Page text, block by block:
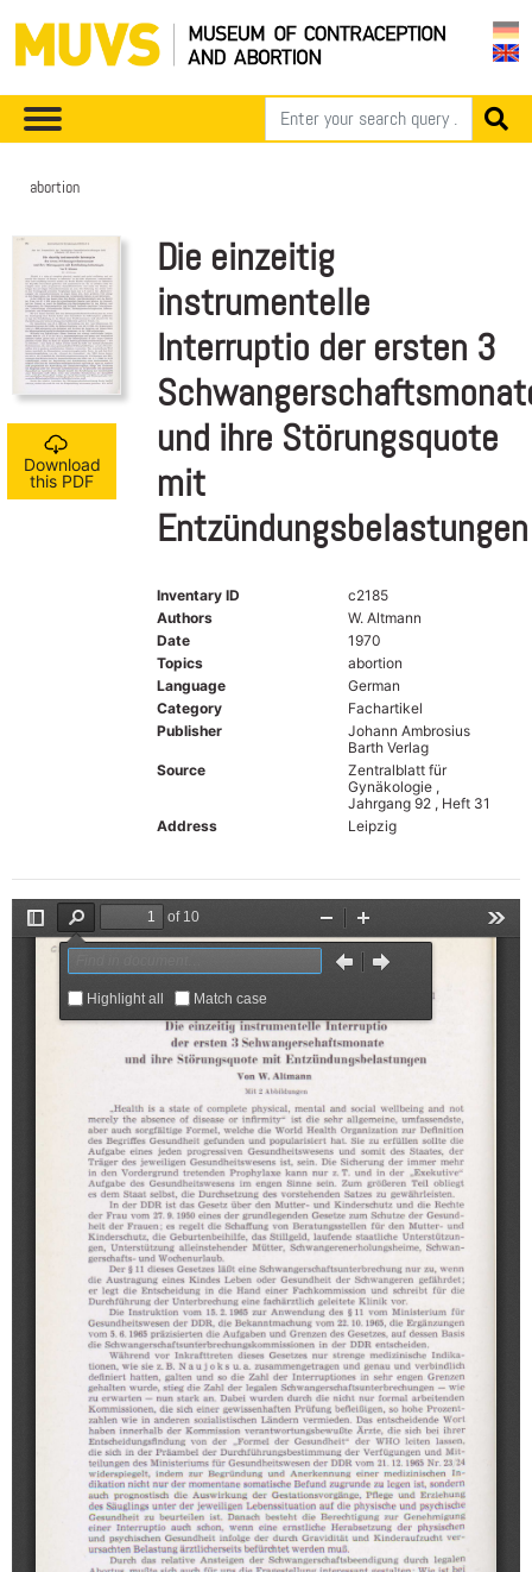
abortion
Download
this PDF
Die einzeitig
instrumentelle
Interruptio der ersten 3
und ihre Störungsquote
mit
Entzündungsbelastungen
Inventary ID
c2185
Authors
W. Altmann
Date
1970
Topics
abortion
Language
German
Category
Fachartikel
Publisher
Johann Ambrosius
Barth Verlag
Source
Zentralblatt für
Gynäkologie ,
Jahrgang 92 , Heft 31
Address
Leipzig